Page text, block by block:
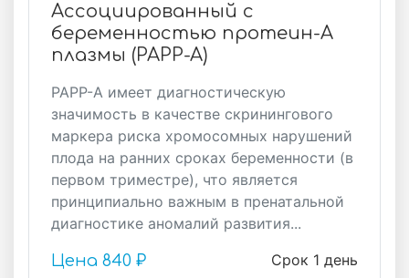
Ассоциированный с
беременностью протеин-А
плазмы (PAPP-A)
РАРР-А имеет диагностическую
значимость в качестве скринингового
маркера риска хромосомных нарушений
плода на ранних сроках беременности (в
первом триместре), что является
принципиально важным в пренатальной
диагностике аномалий развития...
Срок 1 день
Цена 840 ₽